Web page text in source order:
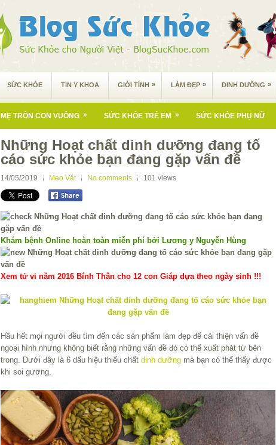
SỨC KHỎE TIN Y KHOA GIỚI TÍNH » LÀM ĐẸP » DINH DƯỠNG »
MẸ TRÒN CON VUÔNG » SỨC KHỎE TRẺ EM » SỨC KHỎE PHỤ NỮ
Những Hoạt chất dinh dưỡng đang tố
cáo sức khỏe bạn đang gặp vấn đề
14/05/2019 Mẹo Vặt No comments 101 views
Khám bệnh Online hoàn toàn miễn phí bởi Lương y Nguyễn Hùng
Xem tử vi năm 2016 Bính Thân cho 12 con Giáp dựa theo ngày sinh !!!
Hầu hết mọi người đều tìm đến các sản phẩm làm đẹp để cải thiện vấn đề
ngoại hình nhưng không biết rằng những vấn đề đó có thể xuất phát từ bên
trong. Dưới đây là 6 dấu hiệu thiếu chất dinh dưỡng mà bạn có thể thấy được
khi soi gương.